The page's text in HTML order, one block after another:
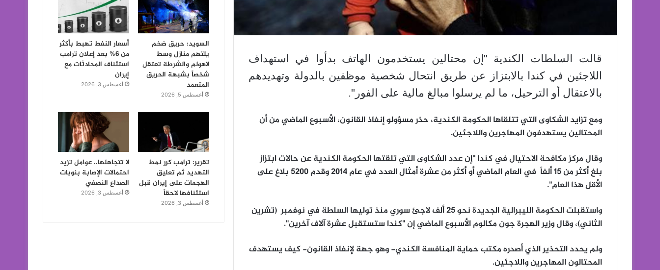
قالت السلطات الكندية "إن محتالين يستخدمون الهاتف بدأوا في استهداف
اللاجئين في كندا بالابتزاز عن طريق انتحال شخصية موظفين بالدولة وتهديدهم
بالاعتقال أو الترحيل، ما لم يرسلوا مبالغ مالية على الفور".
ومع تزايد الشكاوى التي تتلقاها الحكومة الكندية، حذر مسؤولو إنفاذ القانون، الأسبوع الماضي من أن
المحتالين يستهدفون المهاجرين واللاجئين.
وقال مركز مكافحة الاحتيال في كندا "إن عدد الشكاوى التي تلقتها الحكومة الكندية عن حالات ابتزاز
بلغ أكثر من 15 ألفاً في العام الماضي أو أكثر من عشرة أمثال العدد في عام 2014 وقدم 5200 بلاغ على
الأقل هذا العام".
واستقبلت الحكومة الليبرالية الجديدة نحو 25 ألف لاجئ سوري منذ توليها السلطة في نوفمبر (تشرين
الثاني)، وقال وزير الهجرة جون مكالوم الأسبوع الماضي إن "كندا ستستقبل عشرة آلاف آخرين".
ولم يحدد التحذير الذي أصدره مكتب حماية المنافسة الكندي- وهو جهة لإنفاذ القانون- كيف يستهدف
المحتالون المهاجرين واللاجئين.
السويد: حريق ضخم
يلتهم منازل وسط
لاهولم والشرطة تعتقل
شخصاً بشبهة الحريق
المتعمد
أغسطس 5, 2026
أسعار النفط تهبط بأكثر
من 6% بعد إعلان ترامب
استئناف المحادثات مع
إيران
أغسطس 3, 2026
تقرير: ترامب كرر نمط
التهديد ثم تعليق
الهجمات على إيران قبل
استئنافها لاحقاً
أغسطس 3, 2026
لا تتجاهلها.. عوامل تزيد
احتمالات الإصابة بنوبات
الصداع النصفي
أغسطس 3, 2026